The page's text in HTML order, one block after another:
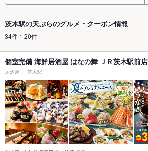
茨木駅の天ぷらのグルメ・クーポン情報
34件 1-20件
個室完備 海鮮居酒屋 はなの舞 ＪＲ茨木駅前店
居酒屋 茨木駅